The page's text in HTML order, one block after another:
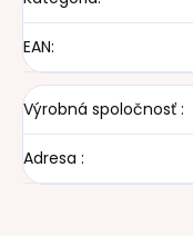
EAN:
Výrobná spoločnosť :
Adresa :